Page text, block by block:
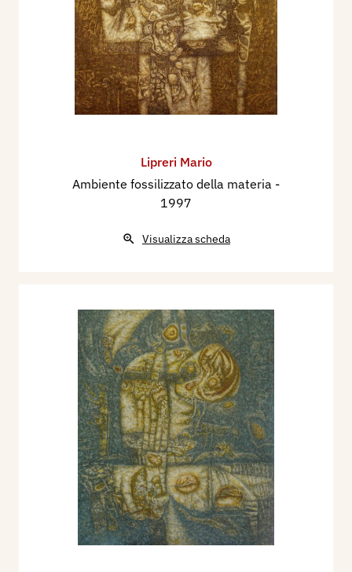
Lipreri Mario
Ambiente fossilizzato della materia -
1997
Visualizza scheda